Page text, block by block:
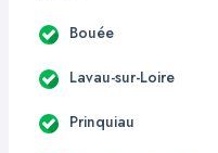
Bouée
Lavau-sur-Loire
Prinquiau